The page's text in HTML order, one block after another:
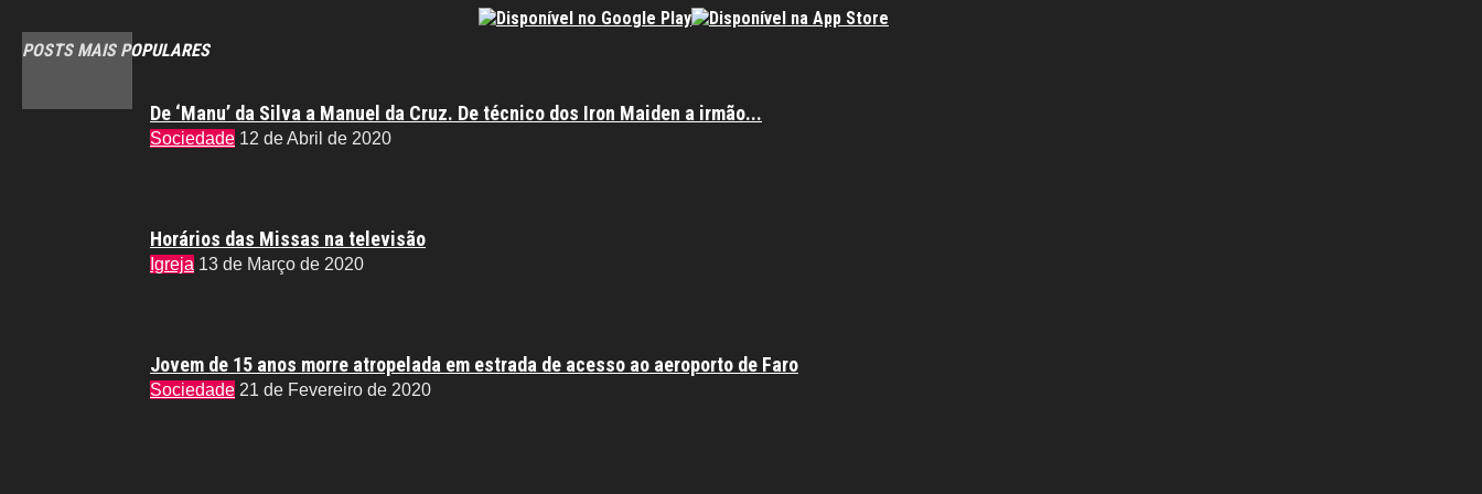
POSTS MAIS POPULARES
De ‘Manu’ da Silva a Manuel da Cruz. De técnico dos Iron Maiden a irmão...
Sociedade 12 de Abril de 2020
Horários das Missas na televisão
Igreja 13 de Março de 2020
Jovem de 15 anos morre atropelada em estrada de acesso ao aeroporto de Faro
Sociedade 21 de Fevereiro de 2020